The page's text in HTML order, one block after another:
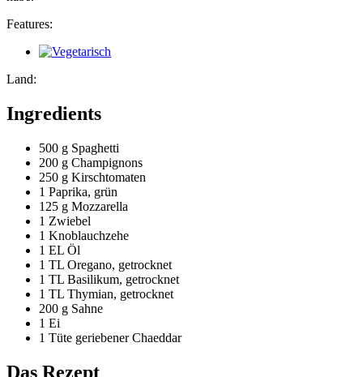
Features:
Land:
Ingredients
500 g Spaghetti
200 g Champignons
250 g Kirschtomaten
1 Paprika, grün
125 g Mozzarella
1 Zwiebel
1 Knoblauchzehe
1 EL Öl
1 TL Oregano, getrocknet
1 TL Basilikum, getrocknet
1 TL Thymian, getrocknet
200 g Sahne
1 Ei
1 Tüte geriebener Chaeddar
Das Rezept